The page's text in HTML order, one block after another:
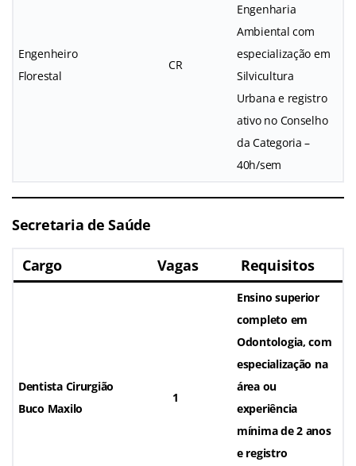
Engenheiro
Florestal
CR
Engenharia
Ambiental com
especialização em
Silvicultura
Urbana e registro
ativo no Conselho
da Categoria –
40h/sem
Secretaria de Saúde
Cargo Vagas Requisitos
Dentista Cirurgião
Buco Maxilo
1
Ensino superior
completo em
Odontologia, com
especialização na
área ou
experiência
mínima de 2 anos
e registro